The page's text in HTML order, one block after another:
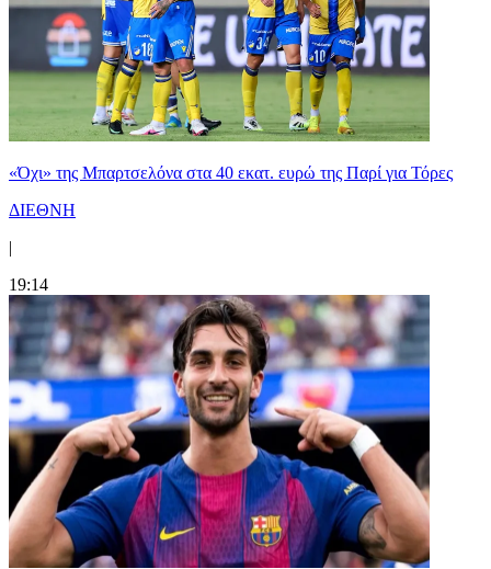
«Όχι» της Μπαρτσελόνα στα 40 εκατ. ευρώ της Παρί για Τόρες
ΔΙΕΘΝΗ
|
19:14